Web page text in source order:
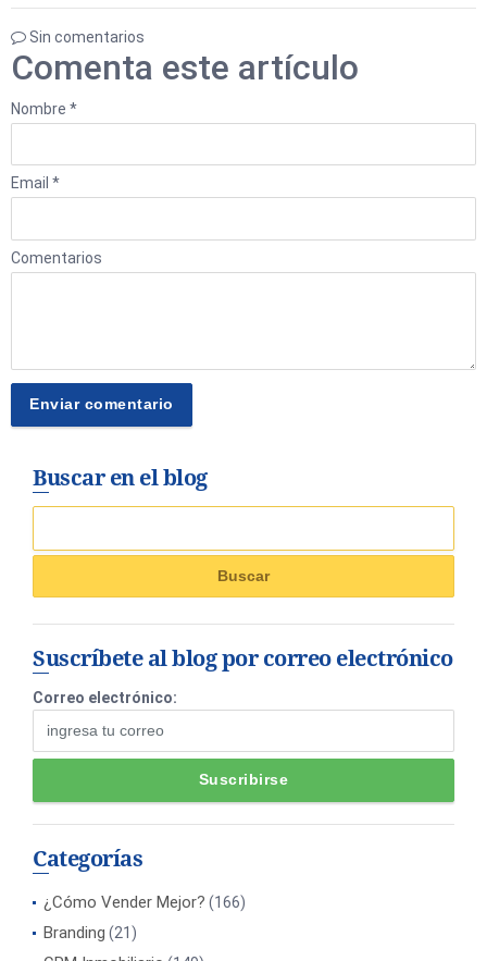
Sin comentarios
Comenta este artículo
Nombre *
Email *
Comentarios
Buscar en el blog
Suscríbete al blog por correo electrónico
Correo electrónico:
Categorías
¿Cómo Vender Mejor? (166)
Branding (21)